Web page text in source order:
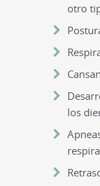
otro
los